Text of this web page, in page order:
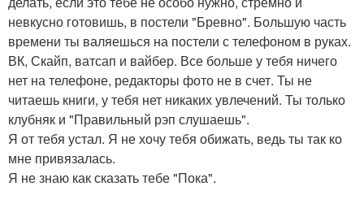
невкусно готовишь, в постели "Бревно". Большую часть
времени ты валяешься на постели с телефоном в руках.
ВК, Скайп, ватсап и вайбер. Все больше у тебя ничего
нет на телефоне, редакторы фото не в счет. Ты не
читаешь книги, у тебя нет никаких увлечений. Ты только
клубняк и "Правильный рэп слушаешь".
Я от тебя устал. Я не хочу тебя обижать, ведь ты так ко
мне привязалась.
Я не знаю как сказать тебе "Пока".